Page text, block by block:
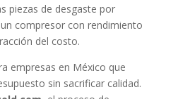
piezas de desgaste por
compresor con rendimiento
del costo.
empresas en México que
sin sacrificar calidad.